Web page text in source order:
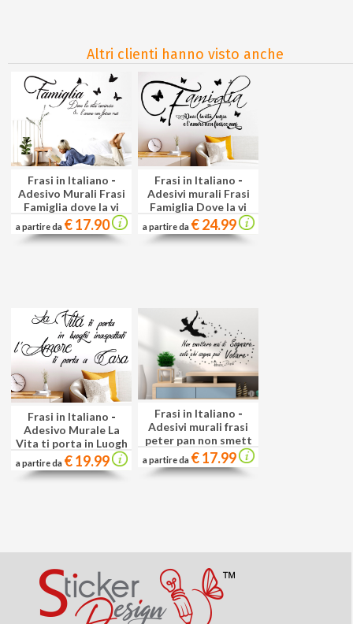
Altri clienti hanno visto anche
Frasi in Italiano -
Adesivo Murali Frasi
Famiglia dove la vi
a partire da € 17.90
Frasi in Italiano -
Adesivi murali Frasi
Famiglia Dove la vi
a partire da € 24.99
Frasi in Italiano -
Adesivo Murale La
Vita ti porta in Luogh
a partire da € 19.99
Frasi in Italiano -
Adesivi murali frasi
peter pan non smett
a partire da € 17.99